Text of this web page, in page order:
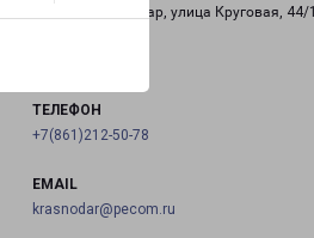
Россия, Краснодар, улица Круговая, 44/1
ТЕЛЕФОН
+7(861)212-50-78
EMAIL
krasnodar@pecom.ru